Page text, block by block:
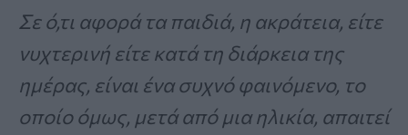
Σε ό,τι αφορά τα παιδιά, η ακράτεια, είτε
νυχτερινή είτε κατά τη διάρκεια της
ημέρας, είναι ένα συχνό φαινόμενο, το
οποίο όμως, μετά από μια ηλικία, απαιτεί